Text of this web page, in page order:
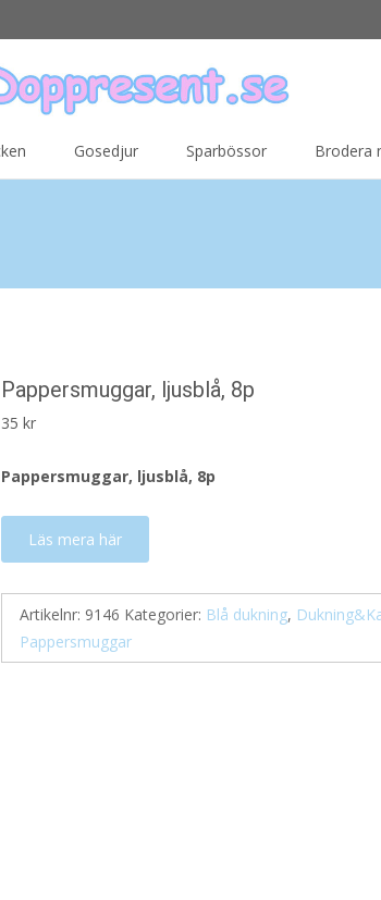
Gosedjur Sparbössor Brodera
Pappersmuggar, ljusblå, 8p
35kr
Pappersmuggar, ljusblå, 8p
Läs mera här
Artikelnr: 9146 Kategorier: Blå dukning,
Pappersmuggar